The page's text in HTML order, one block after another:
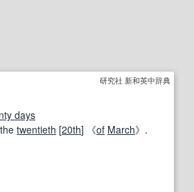
研究社 新和英中辞典
days
twentieth [20th] 《of March》.